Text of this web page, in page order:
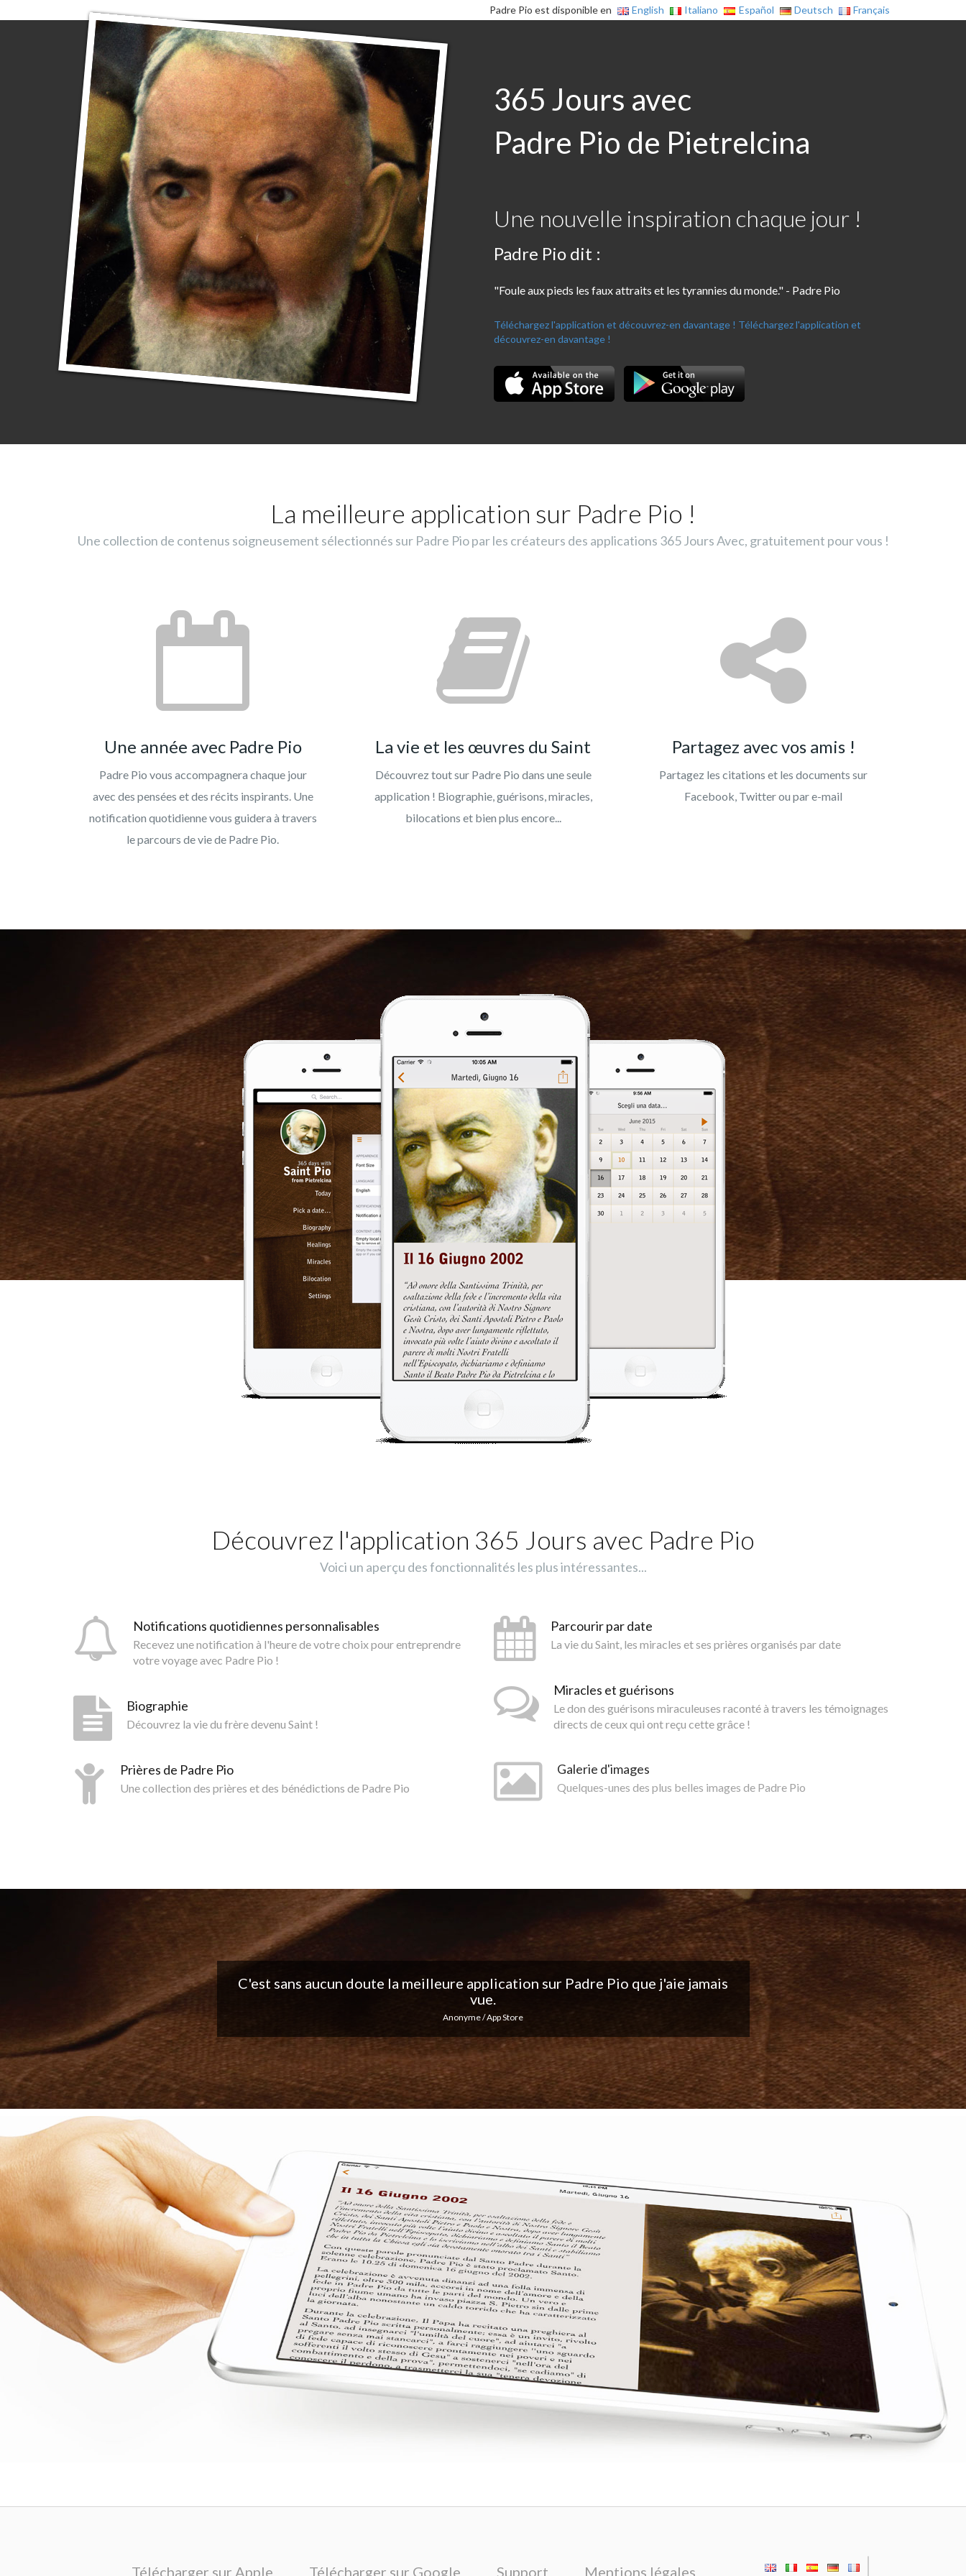
Padre Pio est disponible en English Italiano Español Deutsch Français
365 Jours avec
Padre Pio de Pietrelcina
Une nouvelle inspiration chaque jour !
Padre Pio dit :
"Foule aux pieds les faux attraits et les tyrannies du monde." - Padre Pio
Téléchargez l'application et découvrez-en davantage ! Téléchargez l'application et
découvrez-en davantage !
La meilleure application sur Padre Pio !
Une collection de contenus soigneusement sélectionnés sur Padre Pio par les créateurs des applications 365 Jours Avec, gratuitement pour vous !
Une année avec Padre Pio
Padre Pio vous accompagnera chaque jour
avec des pensées et des récits inspirants. Une
notification quotidienne vous guidera à travers
le parcours de vie de Padre Pio.
La vie et les œuvres du Saint
Découvrez tout sur Padre Pio dans une seule
application ! Biographie, guérisons, miracles,
bilocations et bien plus encore...
Partagez avec vos amis !
Partagez les citations et les documents sur
Facebook, Twitter ou par e-mail
Découvrez l'application 365 Jours avec Padre Pio
Voici un aperçu des fonctionnalités les plus intéressantes...
Notifications quotidiennes personnalisables
Recevez une notification à l'heure de votre choix pour entreprendre
votre voyage avec Padre Pio !
Biographie
Découvrez la vie du frère devenu Saint !
Prières de Padre Pio
Une collection des prières et des bénédictions de Padre Pio
Parcourir par date
La vie du Saint, les miracles et ses prières organisés par date
Miracles et guérisons
Le don des guérisons miraculeuses raconté à travers les témoignages
directs de ceux qui ont reçu cette grâce !
Galerie d'images
Quelques-unes des plus belles images de Padre Pio
Belle application, j'adore les notifications quotidiennes... Continuez votre
excellent travail !
Télécharger sur Apple Télécharger sur Google Support Mentions légales |